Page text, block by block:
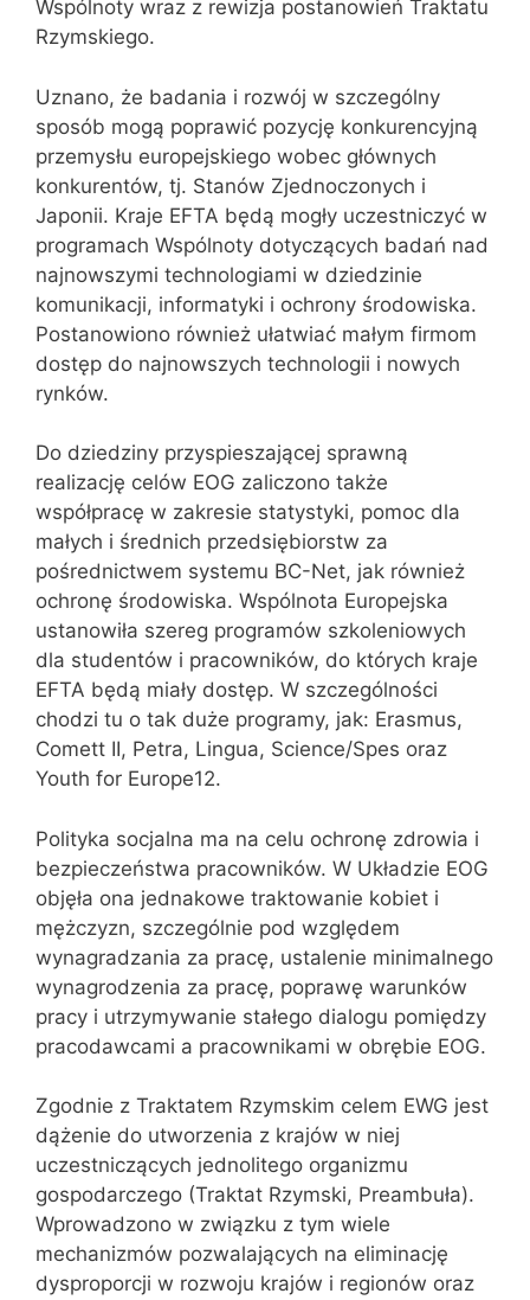
Wspólnoty wraz z rewizja postanowień Traktatu
Rzymskiego.
Uznano, że badania i rozwój w szczególny
sposób mogą poprawić pozycję konkurencyjną
przemysłu europejskiego wobec głównych
konkurentów, tj. Stanów Zjednoczonych i
Japonii. Kraje EFTA będą mogły uczestniczyć w
programach Wspólnoty dotyczących badań nad
najnowszymi technologiami w dziedzinie
komunikacji, informatyki i ochrony środowiska.
Postanowiono również ułatwiać małym firmom
dostęp do najnowszych technologii i nowych
rynków.
Do dziedziny przyspieszającej sprawną
realizację celów EOG zaliczono także
współpracę w zakresie statystyki, pomoc dla
małych i średnich przedsiębiorstw za
pośrednictwem systemu BC-Net, jak również
ochronę środowiska. Wspólnota Europejska
ustanowiła szereg programów szkoleniowych
dla studentów i pracowników, do których kraje
EFTA będą miały dostęp. W szczególności
chodzi tu o tak duże programy, jak: Erasmus,
Comett II, Petra, Lingua, Science/Spes oraz
Youth for Europe12.
Polityka socjalna ma na celu ochronę zdrowia i
bezpieczeństwa pracowników. W Układzie EOG
objęła ona jednakowe traktowanie kobiet i
mężczyzn, szczególnie pod względem
wynagradzania za pracę, ustalenie minimalnego
wynagrodzenia za pracę, poprawę warunków
pracy i utrzymywanie stałego dialogu pomiędzy
pracodawcami a pracownikami w obrębie EOG.
Zgodnie z Traktatem Rzymskim celem EWG jest
dążenie do utworzenia z krajów w niej
uczestniczących jednolitego organizmu
gospodarczego (Traktat Rzymski, Preambuła).
Wprowadzono w związku z tym wiele
mechanizmów pozwalających na eliminację
dysproporcji w rozwoju krajów i regionów oraz